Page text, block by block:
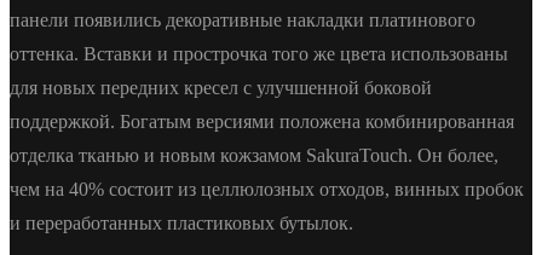
панели появились декоративные накладки платинового
оттенка. Вставки и прострочка того же цвета использованы
для новых передних кресел с улучшенной боковой
поддержкой. Богатым версиями положена комбинированная
отделка тканью и новым кожзамом SakuraTouch. Он более,
чем на 40% состоит из целлюлозных отходов, винных пробок
и переработанных пластиковых бутылок.